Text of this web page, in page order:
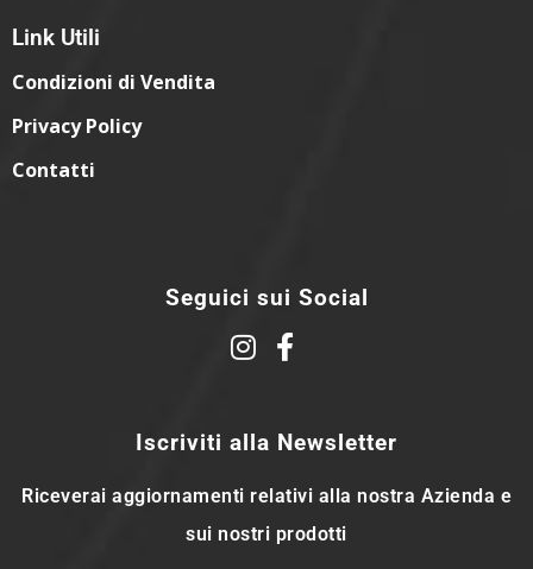
Link Utili
Condizioni di Vendita
Privacy Policy
Contatti
Seguici sui Social
Iscriviti alla Newsletter
Riceverai aggiornamenti relativi alla nostra Azienda e
sui nostri prodotti